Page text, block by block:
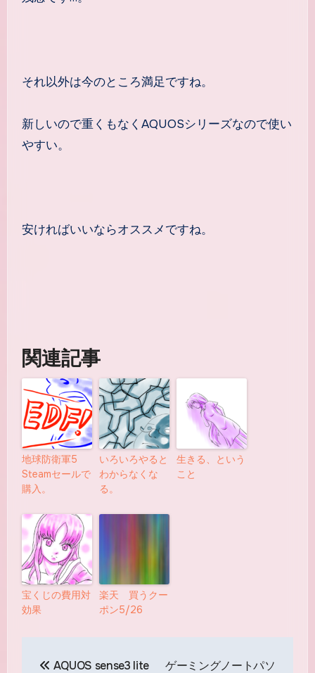
それ以外は今のところ満足ですね。
新しいので重くもなくAQUOSシリーズなので使い
やすい。
安ければいいならオススメですね。
関連記事
地球防衛軍5
Steamセールで
購入。
いろいろやると
わからなくな
る。
生きる、という
こと
宝くじの費用対
効果
楽天 買うクー
ポン5/26
AQUOS sense3 lite ゲーミングノートパソ